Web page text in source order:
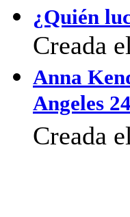
¿Quién
Creada
Anna
Angeles
Creada